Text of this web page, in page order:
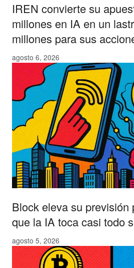
IREN convierte su
millones en IA en un
millones para sus
agosto 6, 2026
Block eleva su previsión
que la IA toca casi todo
agosto 5, 2026